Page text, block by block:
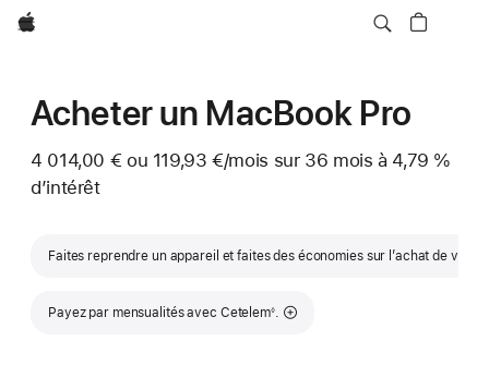
Apple
Acheter un MacBook Pro
4 014,00 € ou 119,93 €/mois par mois
sur 36 mois mois
à 4,79 %
d’intérêt
Faites reprendre un appareil et faites des économies sur l’achat de votre
Payez par mensualités avec Cetelem
Note de bas de page
◊.